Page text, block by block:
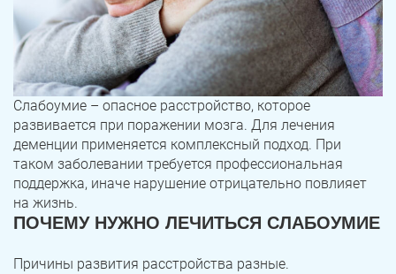
Слабоумие – опасное расстройство, которое
развивается при поражении мозга. Для лечения
деменции применяется комплексный подход. При
таком заболевании требуется профессиональная
поддержка, иначе нарушение отрицательно повлияет
на жизнь.
ПОЧЕМУ НУЖНО ЛЕЧИТЬСЯ СЛАБОУМИЕ
Причины развития расстройства разные.